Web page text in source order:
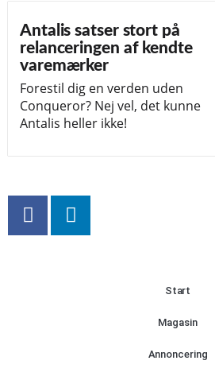
Antalis satser stort på
relanceringen af kendte
varemærker
Forestil dig en verden uden
Conqueror? Nej vel, det kunne
Antalis heller ikke!
Start
Magasin
Annoncering